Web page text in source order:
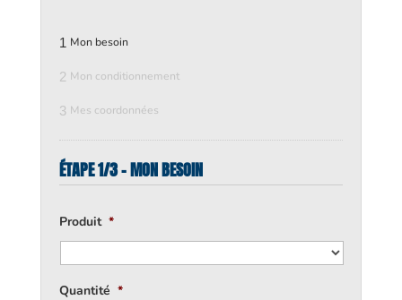
1 Mon besoin
2 Mon conditionnement
3 Mes coordonnées
ÉTAPE 1/3 - MON BESOIN
Produit *
Quantité *